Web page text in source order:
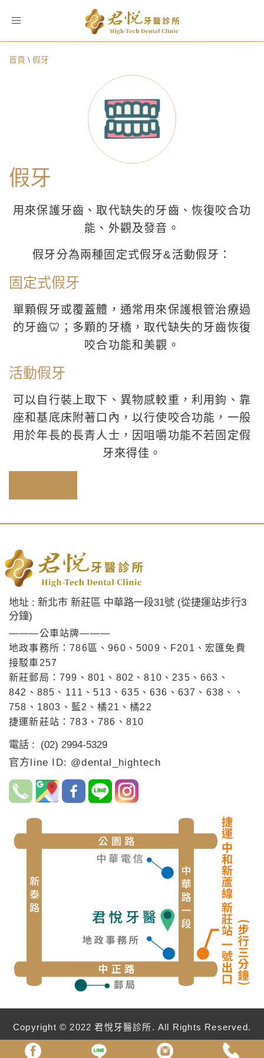
Toggle
首頁 \ 假牙
假牙
用來保護牙齒、取代缺失的牙齒、恢復咬合功
能、外觀及發音。
假牙分為兩種固定式假牙&活動假牙：
固定式假牙
單顆假牙或覆蓋體，通常用來保護根管治療過
的牙齒🦷；多顆的牙橋，取代缺失的牙齒恢復
咬合功能和美觀。
活動假牙
可以自行裝上取下、異物感較重，利用鉤、靠
座和基底床附著口內，以行使咬合功能，一般
用於年長的長青人士，因咀嚼功能不若固定假
牙來得佳。
地址 : 新北市 新莊區 中華路一段31號 (從捷運站步行3
分鐘)
———公車站牌———
地政事務所：786區、960、5009、F201、宏匯免費
接駁車257
新莊郵局：799、801、802、810、235、663、
842、885、111、513、635、636、637、638、、
758、1803、藍2、橘21、橘22
捷運新莊站：783、786、810
電話 : (02) 2994-5329
官方line ID: @dental_hightech
Copyright © 2022 君悅牙醫診所. All Rights Reserved.